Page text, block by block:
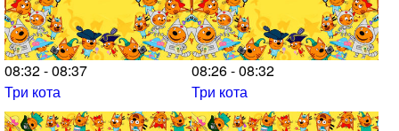
08:32 - 08:37
Три кота
08:26 - 08:32
Три кота